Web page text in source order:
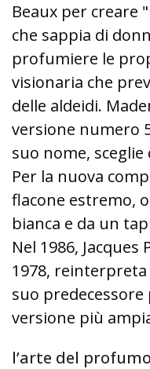
Beaux per creare
che sappia di
profumiere le
visionaria che
delle aldeidi.
versione numero
suo nome,
Per la nuova
flacone estremo,
bianca e da un
Nel 1986, Jacques
1978,
suo
versione più
l’arte del profumo